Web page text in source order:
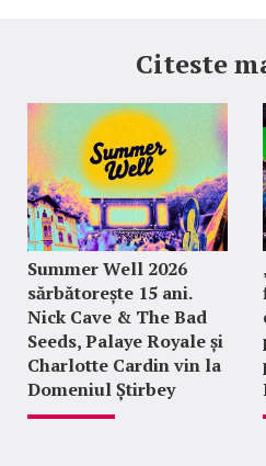
Citeste
Summer Well 2026
sărbătorește 15 ani.
Nick Cave & The Bad
Seeds, Palaye Royale și
Charlotte Cardin vin la
Domeniul Știrbey